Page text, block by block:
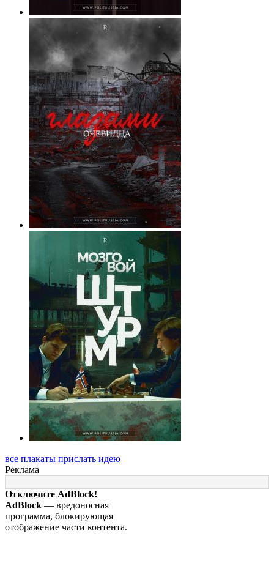
все плакаты прислать идею
Реклама
Отключите AdBlock!
AdBlock — вредоносная
программа, блокирующая
отображение части контента.